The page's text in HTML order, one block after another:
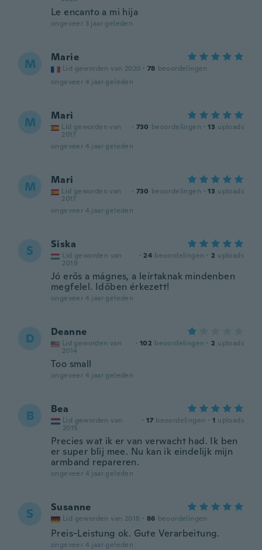
Le encanto a mi hija
ongeveer 3 jaar geleden
M Marie
Lid geworden van 2020 · 78 beoordelingen
ongeveer 4 jaar geleden
M Mari
Lid geworden van
2017
· 730 beoordelingen · 13 uploads
ongeveer 4 jaar geleden
M Mari
Lid geworden van
2017
· 730 beoordelingen · 13 uploads
ongeveer 4 jaar geleden
S Siska
Lid geworden van
2019
· 24 beoordelingen · 2 uploads
Jó erős a mágnes, a leírtaknak mindenben
megfelel. Időben érkezett!
ongeveer 4 jaar geleden
D Deanne
Lid geworden van
2014
· 102 beoordelingen · 2 uploads
Too small
ongeveer 4 jaar geleden
B Bea
Lid geworden van
2015
· 17 beoordelingen · 1 uploads
Precies wat ik er van verwacht had. Ik ben
er super blij mee. Nu kan ik eindelijk mijn
armband repareren.
ongeveer 4 jaar geleden
S Susanne
Lid geworden van 2018 · 86 beoordelingen
Preis-Leistung ok. Gute Verarbeitung.
ongeveer 4 jaar geleden